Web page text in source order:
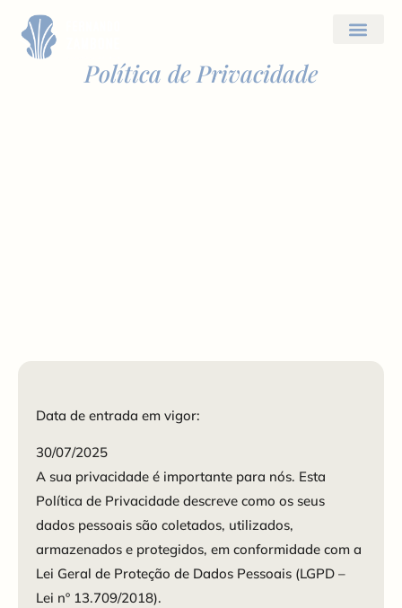
Política de Privacidade
Data de entrada em vigor:
30/07/2025
A sua privacidade é importante para nós. Esta
Política de Privacidade descreve como os seus
dados pessoais são coletados, utilizados,
armazenados e protegidos, em conformidade com a
Lei Geral de Proteção de Dados Pessoais (LGPD –
Lei nº 13.709/2018).